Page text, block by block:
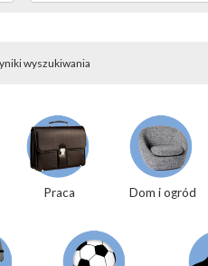
wyszukiwania
Praca Dom i ogród